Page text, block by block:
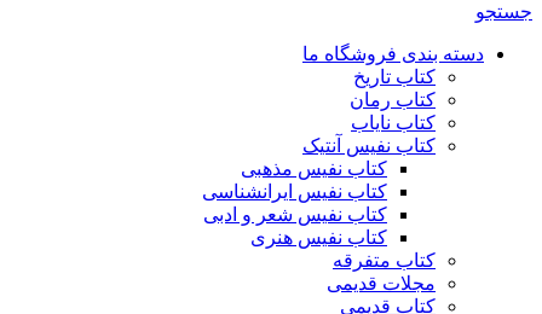
جستجو
دسته بندی فروشگاه ما
کتاب تاریخ
کتاب رمان
کتاب نایاب
کتاب نفیس آنتیک
کتاب نفیس مذهبی
کتاب نفیس ایرانشناسی
کتاب نفیس شعر و ادبی
کتاب نفیس هنری
کتاب متفرقه
مجلات قدیمی
کتاب قدیمی